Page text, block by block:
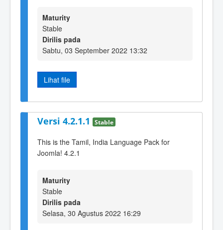
Maturity
Stable
Dirilis pada
Sabtu, 03 September 2022 13:32
Lihat file
Versi 4.2.1.1 Stable
This is the Tamil, India Language Pack for
Joomla! 4.2.1
Maturity
Stable
Dirilis pada
Selasa, 30 Agustus 2022 16:29